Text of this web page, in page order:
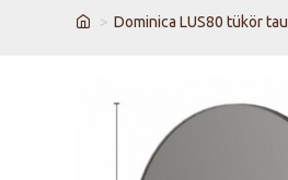
Dominica LUS80 tükör